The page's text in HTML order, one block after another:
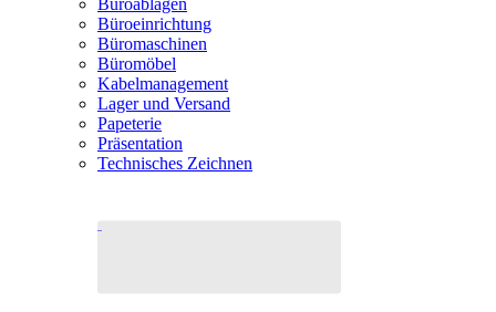
Büroablagen
Büroeinrichtung
Büromaschinen
Büromöbel
Kabelmanagement
Lager und Versand
Papeterie
Präsentation
Technisches Zeichnen